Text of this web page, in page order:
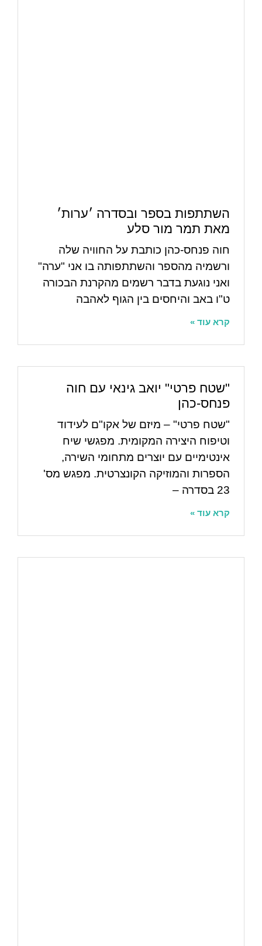
השתתפות בספר ובסדרה ׳ערות׳
מאת תמר מור סלע
חוה פנחס-כהן כותבת על החוויה שלה
ורשמיה מהספר והשתתפותה בו אני "ערה"
ואני נוגעת בדבר רשמים מהקרנת הבכורה
ט"ו באב והיחסים בין הגוף לאהבה
קרא עוד »
"שטח פרטי" יואב גינאי עם חוה
פנחס-כהן
"שטח פרטי" – מיזם של אקו"ם לעידוד
וטיפוח היצירה המקומית. מפגשי שיח
אינטימיים עם יוצרים מתחומי השירה,
הספרות והמוזיקה הקונצרטית. מפגש מס'
23 בסדרה –
קרא עוד »